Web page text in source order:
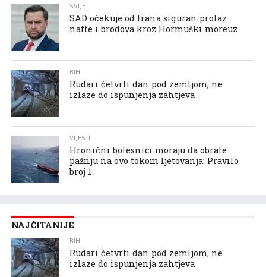
SVIJET
SAD očekuje od Irana siguran prolaz
nafte i brodova kroz Hormuški moreuz
BIH
Rudari četvrti dan pod zemljom, ne
izlaze do ispunjenja zahtjeva
VIJESTI
Hronični bolesnici moraju da obrate
pažnju na ovo tokom ljetovanja: Pravilo
broj 1.
NAJČITANIJE
BIH
Rudari četvrti dan pod zemljom, ne
izlaze do ispunjenja zahtjeva